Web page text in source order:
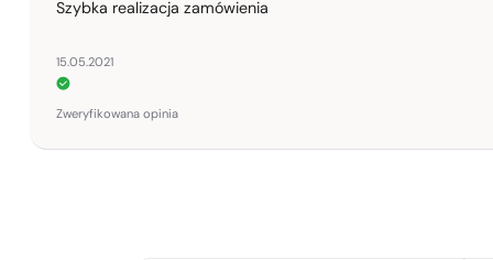
Szybka realizacja zamówienia
15.05.2021
Zweryfikowana opinia